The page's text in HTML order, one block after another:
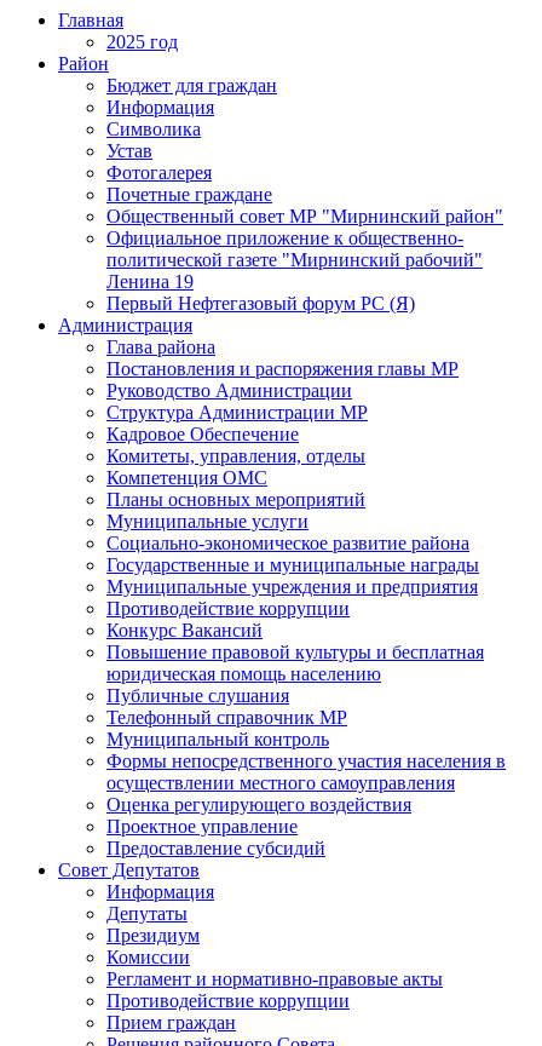
Главная
2025 год
Район
Бюджет для граждан
Информация
Символика
Устав
Фотогалерея
Почетные граждане
Общественный совет МР "Мирнинский район"
Официальное приложение к общественно-
политической газете "Мирнинский рабочий"
Ленина 19
Первый Нефтегазовый форум РС (Я)
Администрация
Глава района
Постановления и распоряжения главы МР
Руководство Администрации
Структура Администрации МР
Кадровое Обеспечение
Комитеты, управления, отделы
Компетенция ОМС
Планы основных мероприятий
Муниципальные услуги
Социально-экономическое развитие района
Государственные и муниципальные награды
Муниципальные учреждения и предприятия
Противодействие коррупции
Конкурс Вакансий
Повышение правовой культуры и бесплатная
юридическая помощь населению
Публичные слушания
Телефонный справочник МР
Муниципальный контроль
Формы непосредственного участия населения в
осуществлении местного самоуправления
Оценка регулирующего воздействия
Проектное управление
Предоставление субсидий
Совет Депутатов
Информация
Депутаты
Президиум
Комиссии
Регламент и нормативно-правовые акты
Противодействие коррупции
Прием граждан